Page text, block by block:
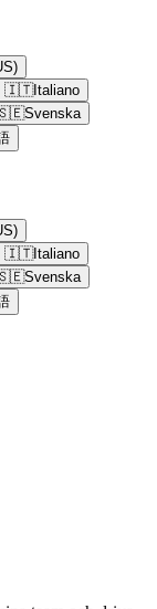
🇮🇹Italiano
Svenska
🇮🇹Italiano
Svenska